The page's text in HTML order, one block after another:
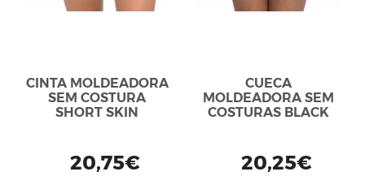
CINTA MOLDEADORA
SEM COSTURA
SHORT SKIN
20,75€
CUECA
MOLDEADORA SEM
COSTURAS BLACK
20,25€